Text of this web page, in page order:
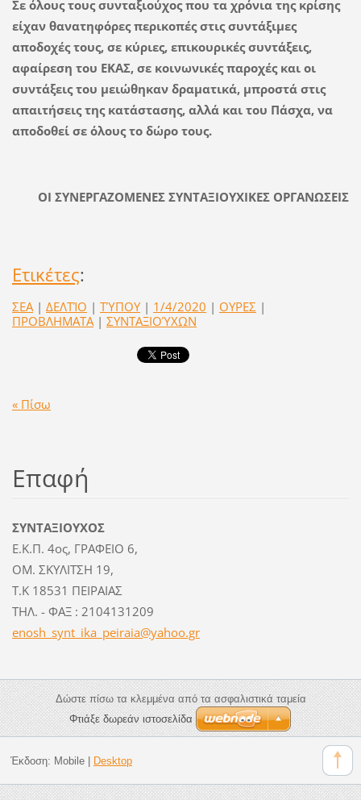
Σε όλους τους συνταξιούχος που τα χρόνια της κρίσης
είχαν θανατηφόρες περικοπές στις συντάξιμες
αποδοχές τους, σε κύριες, επικουρικές συντάξεις,
αφαίρεση του ΕΚΑΣ, σε κοινωνικές παροχές και οι
συντάξεις του μειώθηκαν δραματικά, μπροστά στις
απαιτήσεις της κατάστασης, αλλά και του Πάσχα, να
αποδοθεί σε όλους το δώρο τους.
ΟΙ ΣΥΝΕΡΓΑΖΟΜΕΝΕΣ ΣΥΝΤΑΞΙΟΥΧΙΚΕΣ ΟΡΓΑΝΩΣΕΙΣ
Ετικέτες:
ΣΕΑ | ΔΕΛΤΊΟ | ΤΎΠΟΥ | 1/4/2020 | ΟΥΡΕΣ |
ΠΡΟΒΛΗΜΑΤΑ | ΣΥΝΤΑΞΙΟΎΧΩΝ
« Πίσω
Επαφή
ΣΥΝΤΑΞΙΟΥΧΟΣ
Ε.Κ.Π. 4ος, ΓΡΑΦΕΙΟ 6,
ΟΜ. ΣΚΥΛΙΤΣΗ 19,
Τ.Κ 18531 ΠΕΙΡΑΙΑΣ
ΤΗΛ. - ΦΑΞ : 2104131209
enosh_synt_ika_peiraia@yahoo.gr
Δώστε πίσω τα κλεμμένα από τα ασφαλιστικά ταμεία
Φτιάξε δωρεάν ιστοσελίδα
Έκδοση: Mobile| Desktop